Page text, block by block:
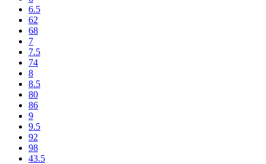
6.5
62
68
7
7.5
74
8
8.5
80
86
9
9.5
92
98
43.5